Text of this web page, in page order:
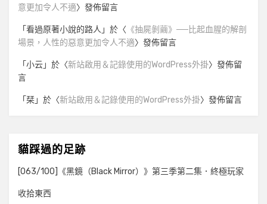
意更加令人不適〉發佈留言
「看過原著小說的路人 」於〈 《抽屍剝繭》──比起血腥的解剖
場景，人性的惡意更加令人不適〉發佈留言
「小云」於〈新站啟用＆記錄使用的WordPress外掛〉發佈留
言
「栞」於〈新站啟用＆記錄使用的WordPress外掛〉發佈留言
貓踩過的足跡
[063/100]《黑鏡（Black Mirror）》第三季第二集．終極玩家
收拾東西